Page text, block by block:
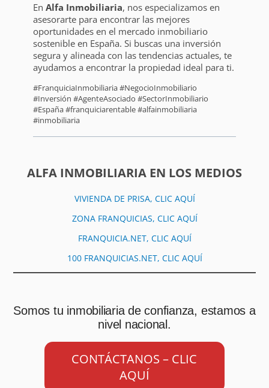
En Alfa Inmobiliaria, nos especializamos en
asesorarte para encontrar las mejores
oportunidades en el mercado inmobiliario
sostenible en España. Si buscas una inversión
segura y alineada con las tendencias actuales, te
ayudamos a encontrar la propiedad ideal para ti.
#FranquiciaInmobiliaria #NegocioInmobiliario
#Inversión #AgenteAsociado #SectorInmobiliario
#España #franquiciarentable #alfainmobiliaria
#inmobiliaria
ALFA INMOBILIARIA EN LOS MEDIOS
VIVIENDA DE PRISA, CLIC AQUÍ
ZONA FRANQUICIAS, CLIC AQUÍ
FRANQUICIA.NET, CLIC AQUÍ
100 FRANQUICIAS.NET, CLIC AQUÍ
Somos tu inmobiliaria de confianza, estamos a
nivel nacional.
CONTÁCTANOS – CLIC
AQUÍ